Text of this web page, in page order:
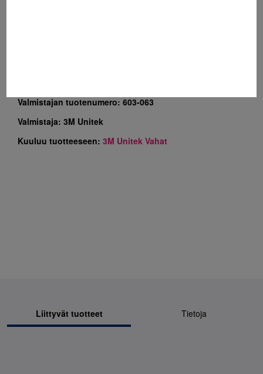
Valmistajan tuotenumero: 603-063
Valmistaja: 3M Unitek
Kuuluu tuotteeseen: 3M Unitek Vahat
Liittyvät tuotteet Tietoja